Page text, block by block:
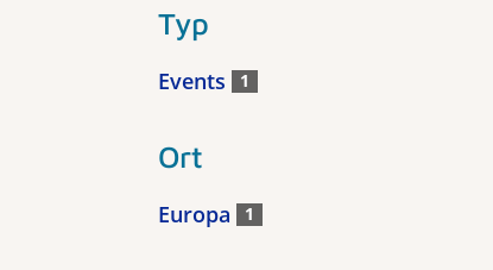
Typ
Events 1
Ort
Europa 1